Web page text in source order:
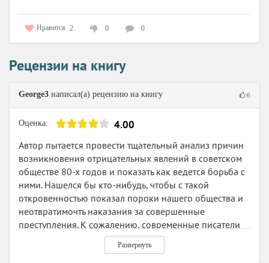
Нравится 2 0 0
Рецензии на книгу
George3 написал(а) рецензию на книгу 6
Оценка: 4.00
Автор пытается провести тщательный анализ причин
возникновения отрицательных явлений в советском
обществе 80-х годов и показать как ведется борьба с
ними. Нашелся бы кто-нибудь, чтобы с такой
откровенностью показал пороки нашего общества и
неотвратимочть наказания за совершенные
преступления. К сожалению, современные писатели
боятся прикасаться к такой теме.
Развернуть